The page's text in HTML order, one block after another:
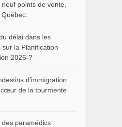
points de vente,
délai dans les
sur la Planification
2026-?
d’immigration
de la tourmente
des paramédics :